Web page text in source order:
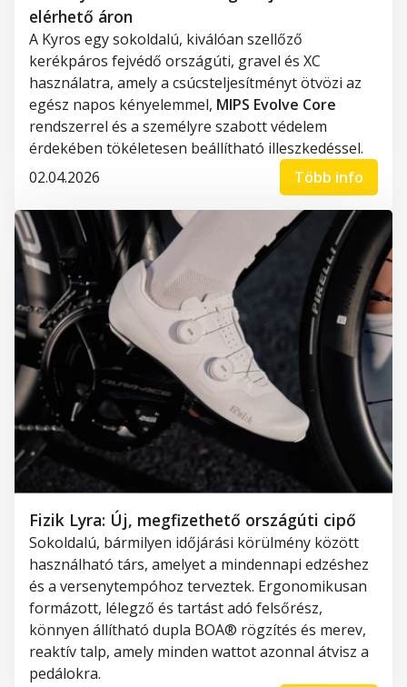
elérhető áron
A Kyros egy sokoldalú, kiválóan szellőző
kerékpáros fejvédő országúti, gravel és XC
használatra, amely a csúcsteljesítményt ötvözi az
egész napos kényelemmel, MIPS Evolve Core
rendszerrel és a személyre szabott védelem
érdekében tökéletesen beállítható illeszkedéssel.
02.04.2026
Több info
Fizik Lyra: Új, megfizethető országúti cipő
Sokoldalú, bármilyen időjárási körülmény között
használható társ, amelyet a mindennapi edzéshez
és a versenytempóhoz terveztek. Ergonomikusan
formázott, lélegző és tartást adó felsőrész,
könnyen állítható dupla BOA® rögzítés és merev,
reaktív talp, amely minden wattot azonnal átvisz a
pedálokra.